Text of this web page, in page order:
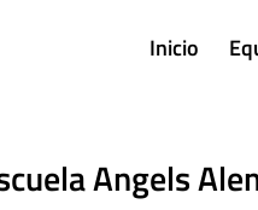
Inicio
Angels